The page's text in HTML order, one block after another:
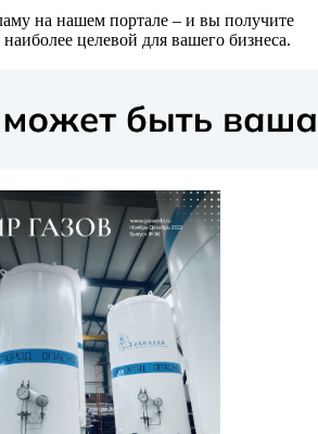
на нашем портале – и вы получите
целевой для вашего бизнеса.